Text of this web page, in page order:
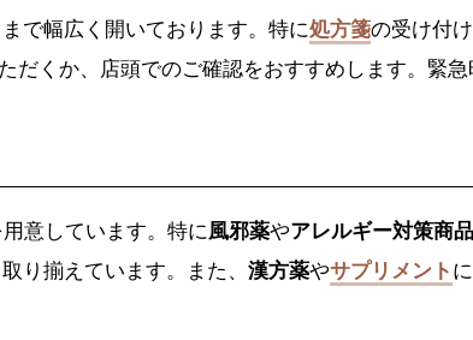
まで幅広く開いております。特に処方箋の受け付
だくか、店頭でのご確認をおすすめします。緊
意しています。特に 風邪薬やアレルギー対策商品
り揃えています。また、 漢方薬やサプリメント